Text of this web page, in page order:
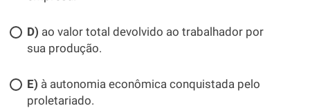
D) ao valor total devolvido ao trabalhador por
sua produção.
E) à autonomia econômica conquistada pelo
proletariado.